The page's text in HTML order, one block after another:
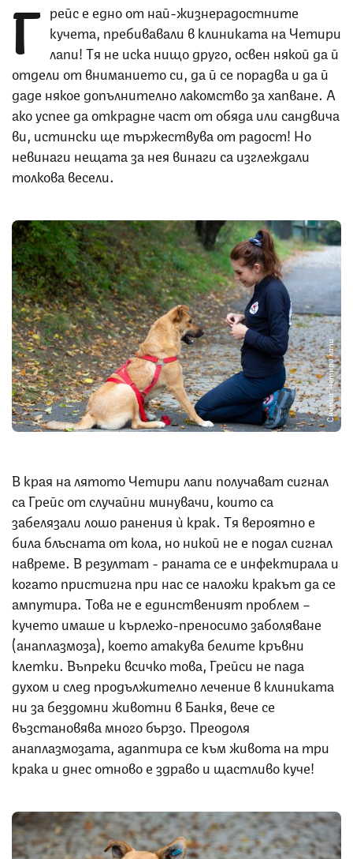
Г рейс е едно от най-жизнерадостните
кучета, пребивавали в клиниката на Четири
лапи! Тя не иска нищо друго, освен някой да й
отдели от вниманието си, да й се порадва и да й
даде някое допълнително лакомство за хапване. А
ако успее да открадне част от обяда или сандвича
ви, истински ще тържествува от радост! Но
невинаги нещата за нея винаги са изглеждали
толкова весели.
Снимка: Четири лапи
В края на лятото Четири лапи получават сигнал
са Грейс от случайни минувачи, които са
забелязали лошо ранения ѝ крак. Тя вероятно е
била блъсната от кола, но никой не е подал сигнал
навреме. В резултат - раната се е инфектирала и
когато пристигна при нас се наложи кракът да се
ампутира. Това не е единственият проблем –
кучето имаше и кърлежо-преносимо заболяване
(aнаплазмоза), което атакува белите кръвни
клетки. Въпреки всичко това, Грейси не пада
духом и след продължително лечение в клиниката
ни за бездомни животни в Банкя, вече се
възстановява много бързо. Преодоля
анаплазмозата, адаптира се към животa на три
крака и днес отново е здраво и щастливо куче!